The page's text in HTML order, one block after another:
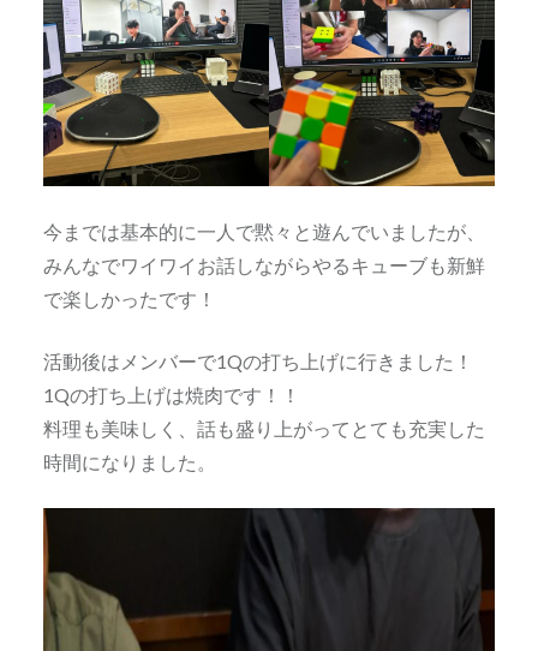
今までは基本的に一人で黙々と遊んでいましたが、
みんなでワイワイお話しながらやるキューブも新鮮
で楽しかったです！
活動後はメンバーで1Qの打ち上げに行きました！
1Qの打ち上げは焼肉です！！
料理も美味しく、話も盛り上がってとても充実した
時間になりました。